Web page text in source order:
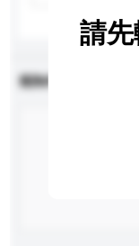
查詢內容
請